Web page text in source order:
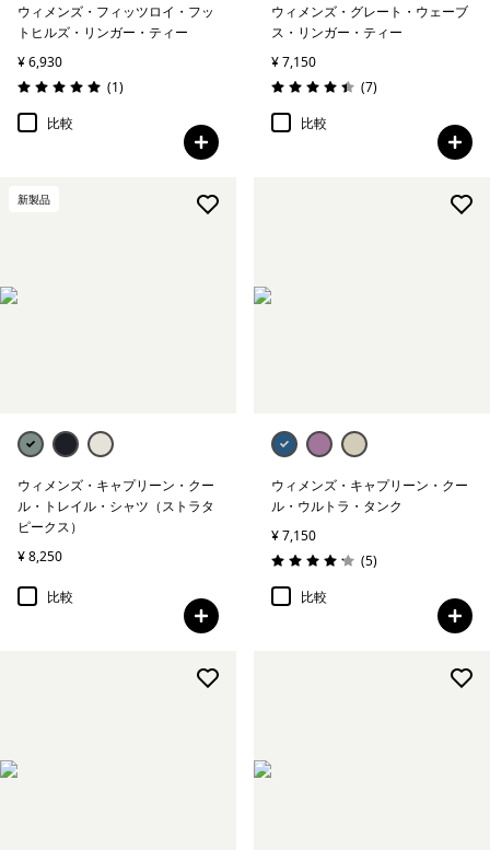
ウィメンズ・フィッツロイ・フッ
トヒルズ・リンガー・ティー
¥ 6,930
評価: 5.0 / 5
(1レビュー
)
比較
ウィメンズ・グレート・ウェーブ
ス・リンガー・ティー
¥ 7,150
評価: 4.4 / 5
(7レビュー
)
比較
新製品
ウィメンズ・キャプリーン・クー
ル・トレイル・シャツ（ストラタ
ピークス）
¥ 8,250
比較
ウィメンズ・キャプリーン・クー
ル・ウルトラ・タンク
¥ 7,150
評価: 4.2 / 5
(5レビュー
)
比較